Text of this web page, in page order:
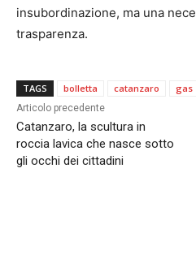
insubordinazione, ma una
trasparenza.
TAGS bolletta catanzaro gas
Articolo precedente
Catanzaro, la scultura in
roccia lavica che nasce sotto
gli occhi dei cittadini